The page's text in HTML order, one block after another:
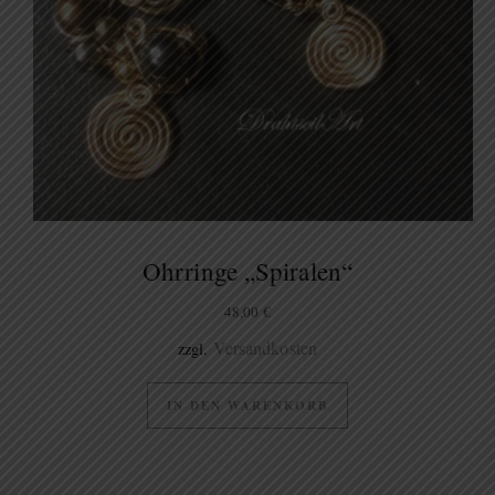
Ohrringe „Spiralen“
48,00€
zzgl. Versandkosten
IN DEN WARENKORB